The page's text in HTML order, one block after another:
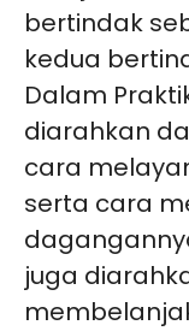
bertindak
kedua
Dalam
diarahkan
cara
serta cara
juga